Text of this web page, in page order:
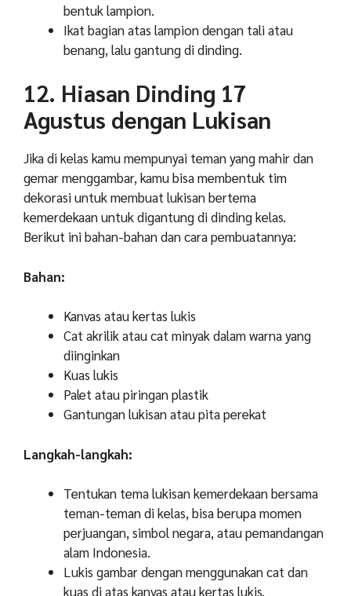
bentuk lampion.
Ikat bagian atas lampion dengan tali atau
benang, lalu gantung di dinding.
12. Hiasan Dinding 17
Agustus dengan Lukisan
Jika di kelas kamu mempunyai teman yang mahir dan
gemar menggambar, kamu bisa membentuk tim
dekorasi untuk membuat lukisan bertema
kemerdekaan untuk digantung di dinding kelas.
Berikut ini bahan-bahan dan cara pembuatannya:
Bahan:
Kanvas atau kertas lukis
Cat akrilik atau cat minyak dalam warna yang
diinginkan
Kuas lukis
Palet atau piringan plastik
Gantungan lukisan atau pita perekat
Langkah-langkah:
Tentukan tema lukisan kemerdekaan bersama
teman-teman di kelas, bisa berupa momen
perjuangan, simbol negara, atau pemandangan
alam Indonesia.
Lukis gambar dengan menggunakan cat dan
kuas di atas kanvas atau kertas lukis.